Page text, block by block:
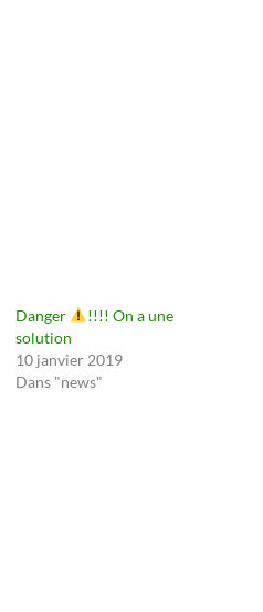
Danger
!!!! On a une
solution
10 janvier 2019
Dans "news"